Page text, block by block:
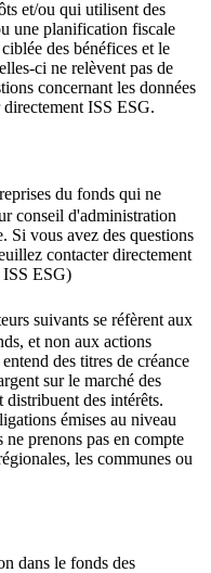
et/ou qui utilisent des
une planification fiscale
des bénéfices et le
ci ne relèvent pas de
concernant les données
ISS ESG.
du fonds qui ne
conseil d'administration
Si vous avez des questions
contacter directement
ISS ESG)
suivants se réfèrent aux
et non aux actions
des titres de créance
sur le marché des
des intérêts.
émises au niveau
prenons pas en compte
les communes ou
dans le fonds des